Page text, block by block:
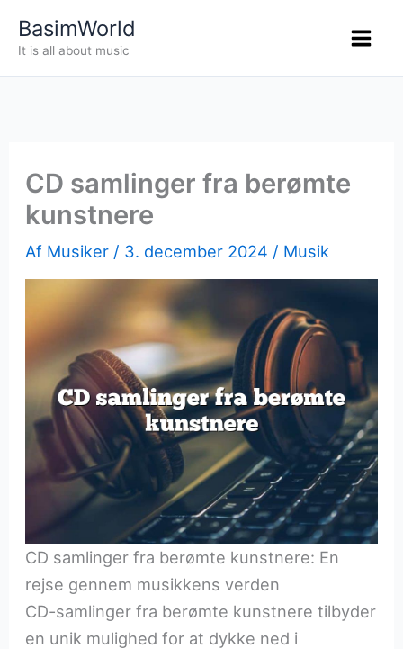
BasimWorld
It is all about music
CD samlinger fra berømte
kunstnere
Af Musiker / 3. december 2024 / Musik
CD samlinger fra berømte kunstnere: En
rejse gennem musikkens verden
CD-samlinger fra berømte kunstnere tilbyder
en unik mulighed for at dykke ned i